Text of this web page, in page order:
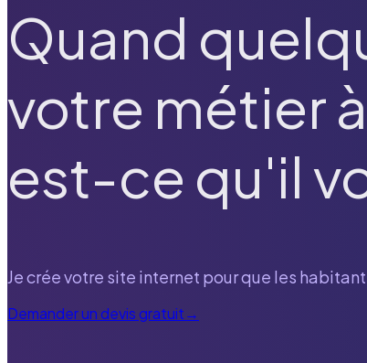
Quand
votre métier à
est-ce qu'il
Je crée votre site internet pour que les
Demander un devis gratuit→